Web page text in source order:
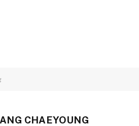
CHAEYOUNG